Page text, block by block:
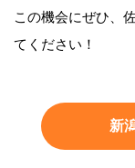
この機会にぜひ、
てください！
新